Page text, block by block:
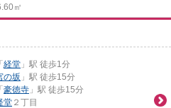
㎡
「経堂 」駅 徒歩1分
の坂 」駅 徒歩15分
「豪徳寺 」駅 徒歩15分
堂 ２丁目